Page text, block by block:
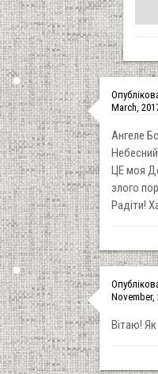
March,
Ангеле
ЦЕ моя
злого
Радіти!
November,
Вітаю!